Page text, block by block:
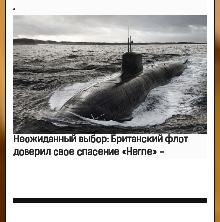
Неожиданный выбор: Британский флот
доверил свое спасение «Herne» -